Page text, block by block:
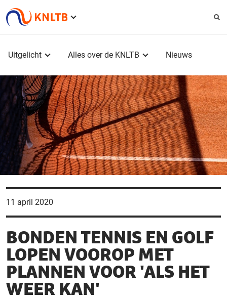
Uitgelicht Alles over de KNLTB Nieuws
11 april 2020
BONDEN TENNIS EN GOLF
LOPEN VOOROP MET
PLANNEN VOOR 'ALS HET
WEER KAN'